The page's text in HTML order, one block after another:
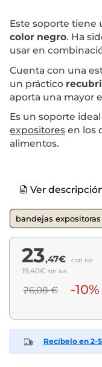
Este soporte tiene
color negro. Ha
usar en
Cuenta con una
un práctico
aporta una mayor
Es un soporte
expositores en los
alimentos.
Ver
bandejas
23,47€ con iva
19,40€ sin iva
26,08 € -10%
Recíbelo en 2-